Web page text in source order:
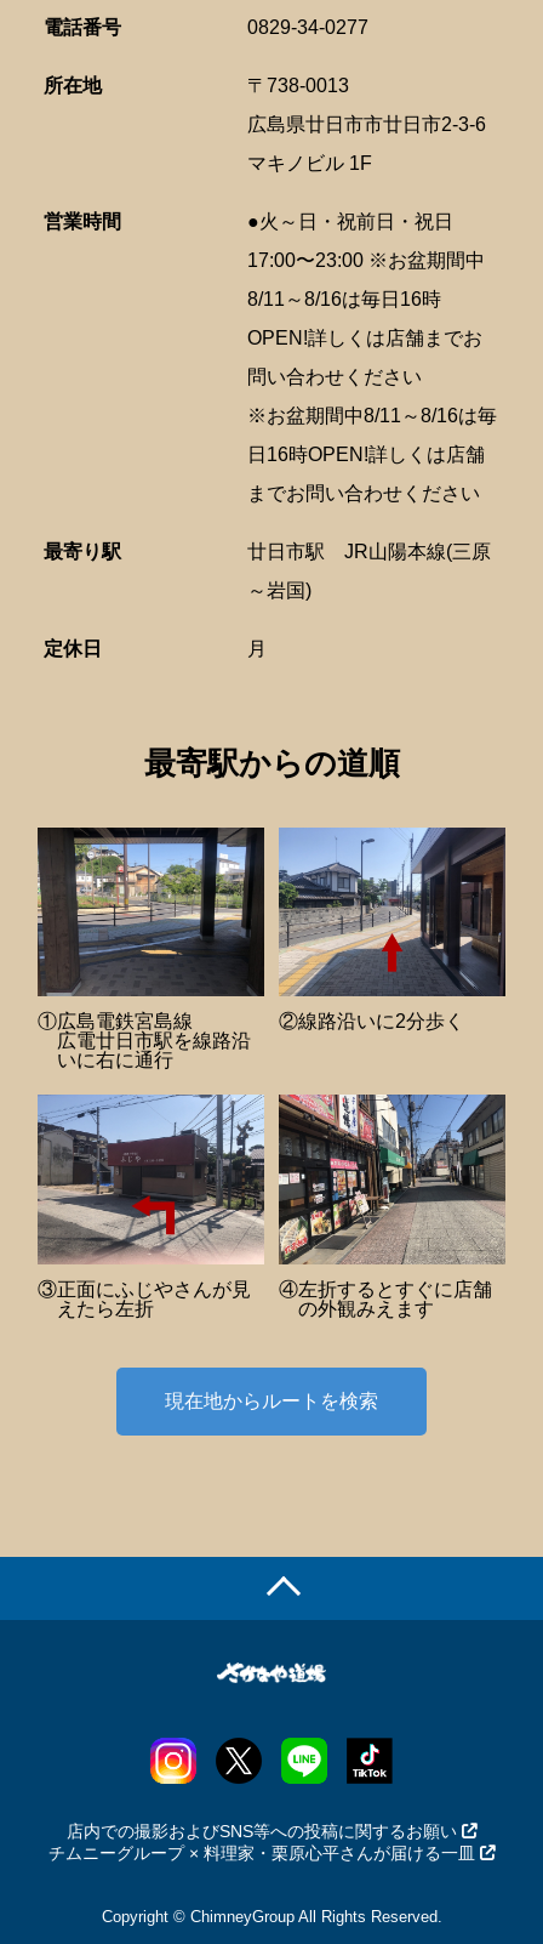
電話番号 0829-34-0277
所在地
〒738-0013
広島県廿日市市廿日市2-3-6
マキノビル 1F
営業時間
●火～日・祝前日・祝日
17:00〜23:00 ※お盆期間中
8/11～8/16は毎日16時
OPEN!詳しくは店舗までお
問い合わせください
※お盆期間中8/11～8/16は毎
日16時OPEN!詳しくは店舗
までお問い合わせください
最寄り駅 廿日市駅 JR山陽本線(三原
～岩国)
定休日 月
最寄駅からの道順
①広島電鉄宮島線
広電廿日市駅を線路沿
いに右に通行
②線路沿いに2分歩く
③正面にふじやさんが見
えたら左折
④左折するとすぐに店舗
の外観みえます
現在地からルートを検索
店内での撮影およびSNS等への投稿に関するお願い
チムニーグループ × 料理家・栗原心平さんが届ける一皿
Copyright © ChimneyGroup All Rights Reserved.